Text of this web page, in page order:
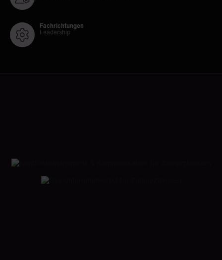
Fachrichtungen
Leadership
Fortbildungen auf CROCODILE von